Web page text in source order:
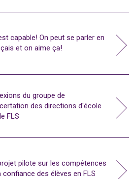
capable! On peut se parler en
et on aime ça!
du groupe de
des directions d'école
FLS
pilote sur les compétences
confiance des élèves en FLS